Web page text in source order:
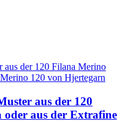
aus der 120
aus der Extrafine